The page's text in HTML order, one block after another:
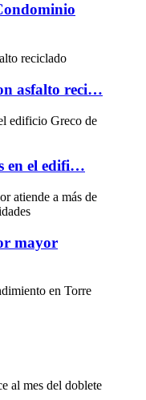
asfalto reci…
en el edifi…
mayor